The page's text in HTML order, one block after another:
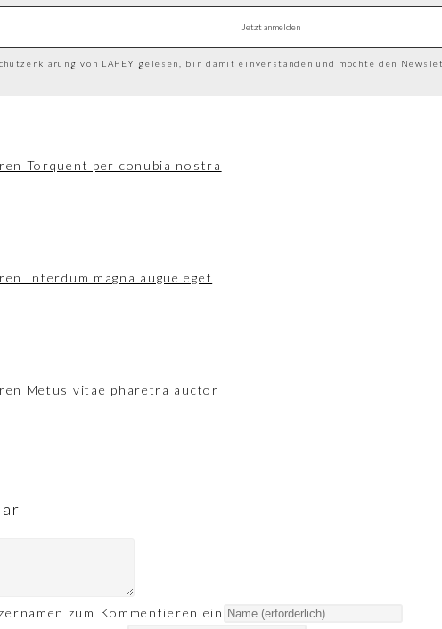
von LAPEY gelesen, bin damit einverstanden und möchte den
zum Kommentieren ein